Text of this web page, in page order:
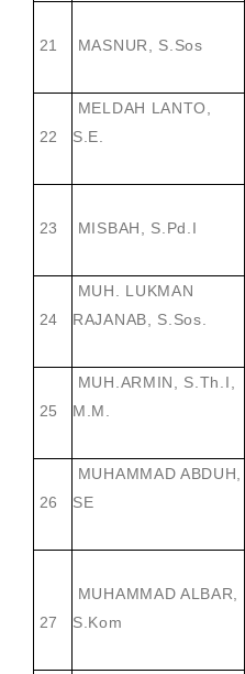
21 MASNUR, S.Sos
22
MELDAH LANTO,
S.E.
23 MISBAH, S.Pd.I
24
MUH. LUKMAN
RAJANAB, S.Sos.
25
MUH.ARMIN, S.Th.I,
M.M.
26
MUHAMMAD ABDUH,
SE
27
MUHAMMAD ALBAR,
S.Kom